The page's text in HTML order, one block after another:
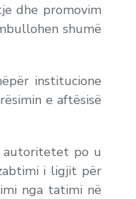
dhe promovim
shumë
institucione
e aftësisë
autoritetet po u
i ligjit për
nga tatimi në